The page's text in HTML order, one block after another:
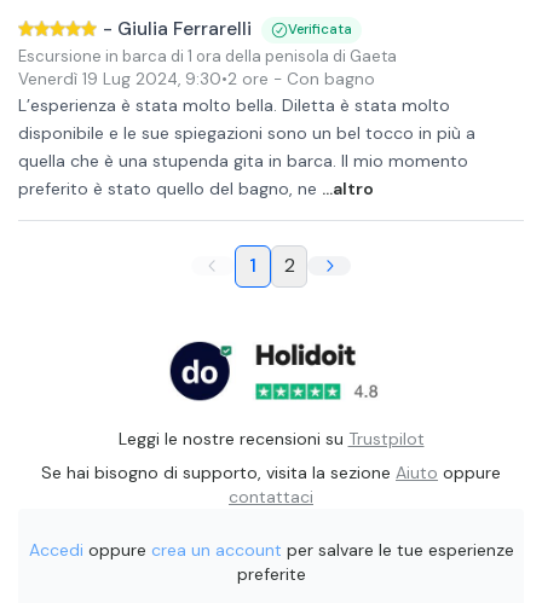
- Giulia Ferrarelli Verificata
Escursione in barca di 1 ora della penisola di Gaeta
Venerdì 19 Lug 2024, 9:30•2 ore - Con bagno
L’esperienza è stata molto bella. Diletta è stata molto
disponibile e le sue spiegazioni sono un bel tocco in più a
quella che è una stupenda gita in barca. Il mio momento
preferito è stato quello del bagno, ne ...altro
1 2
Leggi le nostre recensioni su Trustpilot
Se hai bisogno di supporto, visita la sezione Aiuto oppure
contattaci
Accedi oppure crea un account per salvare le tue esperienze
preferite